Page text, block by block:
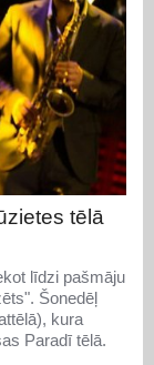
tēlā
līdzi pašmāju
Šonedēļ
kura
Paradī tēlā.